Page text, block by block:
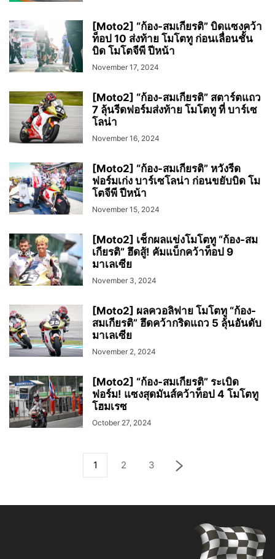
[Moto2] “ก้อง-สมเกียรติ” บิดแซงคว้า
ท็อป 10 ส่งท้าย โมโตทู ก่อนเลื่อนชั้น
บิด โมโตจีพี ปีหน้า
November 17, 2024
[Moto2] “ก้อง-สมเกียรติ” สตาร์ตแถว
7 ลุ้นรีดฟอร์มส่งท้าย โมโตทู ที่ บาร์เซ
โลน่า
November 16, 2024
[Moto2] “ก้อง-สมเกียรติ” หวังรีด
ฟอร์มเก่ง บาร์เซโลน่า ก่อนขยับบิด โม
โตจีพี ปีหน้า
November 15, 2024
[Moto2] เช็กผลแข่งโมโตทู “ก้อง-สม
เกียรติ” ฮึดสู้! คัมแบ็กคว้าท็อป 9
มาเลเซีย
November 3, 2024
[Moto2] ผลควอลิฟาย โมโตทู “ก้อง-
สมเกียรติ” ฮึดคว้ากริดแถว 5 ลุ้นอันดับ
มาเลเซีย
November 2, 2024
[Moto2] “ก้อง-สมเกียรติ” ระเบิด
ฟอร์ม! แซงสุดมันส์คว้าท็อป 4 โมโตทู
โฮมเรซ​
October 27, 2024
1 2 3